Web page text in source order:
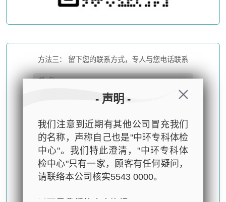
方法三： 留下您的联系方式，专人与您电话联系
- 声明 -
我们注意到近期有其他公司冒充我们
的名称，声称自己也是"中环专科体检
中心"。我们特此澄清，"中环专科体
检中心"只有一家，顾客有任何疑问，
请联络本公司核实5543 0000。